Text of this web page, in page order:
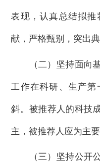
表现，认真总结拟
献，严格甄别，突出典
（二）坚持面向基
工作在科研、生产
斜。被推荐人的科技
主，被推荐人应为主
（三）坚持公开公